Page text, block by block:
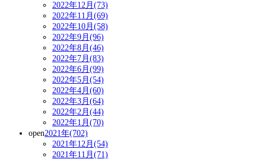
2022年12月(73)
2022年11月(69)
2022年10月(58)
2022年9月(96)
2022年8月(46)
2022年7月(83)
2022年6月(99)
2022年5月(54)
2022年4月(60)
2022年3月(64)
2022年2月(44)
2022年1月(70)
open2021年(702)
2021年12月(54)
2021年11月(71)